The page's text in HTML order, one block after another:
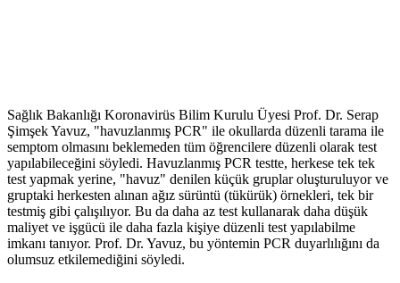
Sağlık Bakanlığı Koronavirüs Bilim Kurulu Üyesi Prof. Dr. Serap
Şimşek Yavuz, "havuzlanmış PCR" ile okullarda düzenli tarama ile
semptom olmasını beklemeden tüm öğrencilere düzenli olarak test
yapılabileceğini söyledi. Havuzlanmış PCR testte, herkese tek tek
test yapmak yerine, "havuz" denilen küçük gruplar oluşturuluyor ve
gruptaki herkesten alınan ağız sürüntü (tükürük) örnekleri, tek bir
testmiş gibi çalışılıyor. Bu da daha az test kullanarak daha düşük
maliyet ve işgücü ile daha fazla kişiye düzenli test yapılabilme
imkanı tanıyor. Prof. Dr. Yavuz, bu yöntemin PCR duyarlılığını da
olumsuz etkilemediğini söyledi.